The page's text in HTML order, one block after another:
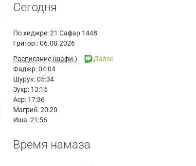
Сегодня
По хиджре:21 Сафар 1448
Григор.:06.08.2026
Расписание (шафи.)
Фаджр:04:04
Шурук:05:34
Зухр: 13:15
Аср: 17:36
Магриб:20:20
Иша:21:56
Далее
Время намаза